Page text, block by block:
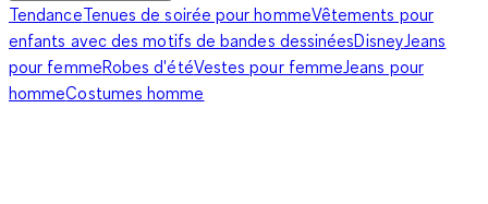
TendanceTenues de soirée pour hommeVêtements pour
enfants avec des motifs de bandes dessinéesDisneyJeans
pour femmeRobes d'étéVestes pour femmeJeans pour
hommeCostumes homme